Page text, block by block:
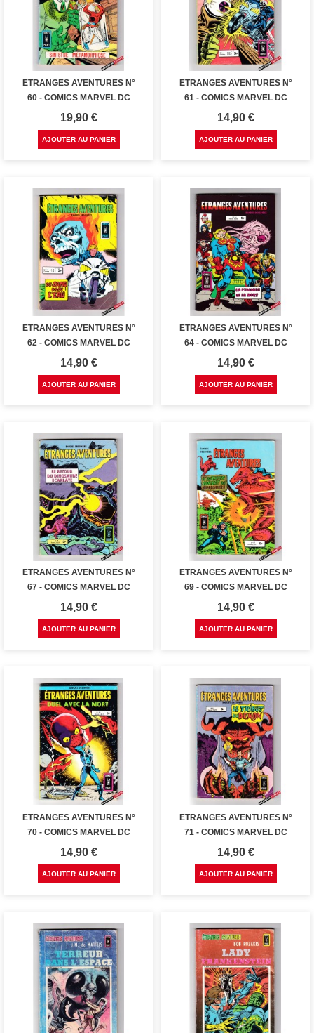
ETRANGES AVENTURES N°
60 - COMICS MARVEL DC
Prix
19,90 €
AJOUTER AU PANIER
ETRANGES AVENTURES N°
61 - COMICS MARVEL DC
Prix
14,90 €
AJOUTER AU PANIER
ETRANGES AVENTURES N°
62 - COMICS MARVEL DC
Prix
14,90 €
AJOUTER AU PANIER
ETRANGES AVENTURES N°
64 - COMICS MARVEL DC
Prix
14,90 €
AJOUTER AU PANIER
ETRANGES AVENTURES N°
67 - COMICS MARVEL DC
Prix
14,90 €
AJOUTER AU PANIER
ETRANGES AVENTURES N°
69 - COMICS MARVEL DC
Prix
14,90 €
AJOUTER AU PANIER
ETRANGES AVENTURES N°
70 - COMICS MARVEL DC
Prix
14,90 €
AJOUTER AU PANIER
ETRANGES AVENTURES N°
71 - COMICS MARVEL DC
Prix
14,90 €
AJOUTER AU PANIER